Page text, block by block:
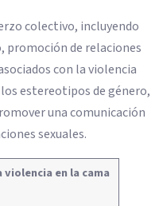
colectivo, incluyendo
promoción de relaciones
con la violencia
estereotipos de género,
una comunicación
sexuales.
en la cama